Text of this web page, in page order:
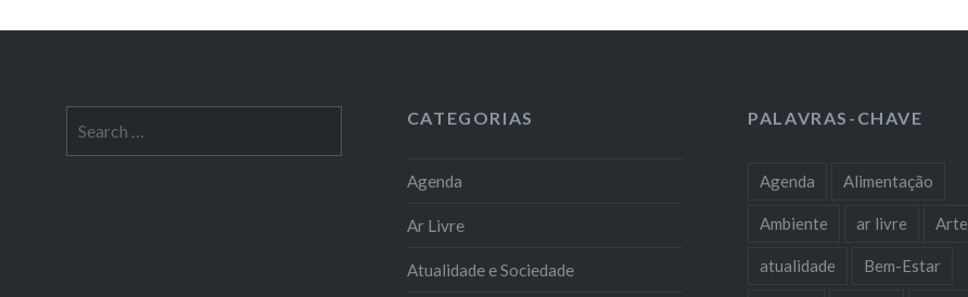
for:
CATEGORIAS
Agenda
Ar Livre
Atualidade e Sociedade
PALAVRAS-CHAVE
Agenda Alimentação
Ambiente ar livre Arte
atualidade Bem-Estar